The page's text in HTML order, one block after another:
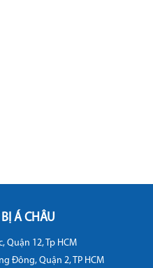
Á CHÂU
Quận 12, Tp HCM
Đông, Quận 2, TP HCM